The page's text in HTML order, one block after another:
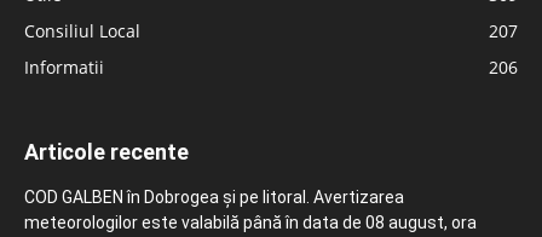
Consiliul Local
207
Informatii
206
Articole recente
COD GALBEN în Dobrogea și pe litoral. Avertizarea
meteorologilor este valabilă până în data de 08 august, ora